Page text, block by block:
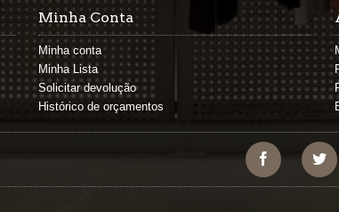
Minha Conta
Minha conta
Minha Lista
Solicitar devolução
Histórico de orçamentos